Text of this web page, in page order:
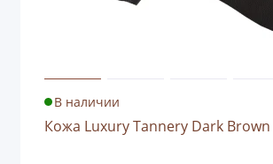
В наличии
Кожа Luxury Tannery Dark